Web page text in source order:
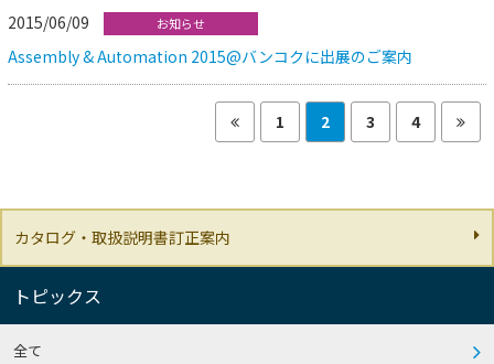
2015/06/09 お知らせ
Assembly & Automation 2015@バンコクに出展のご案内
1 2 3 4
カタログ・取扱説明書訂正案内
トピックス
全て